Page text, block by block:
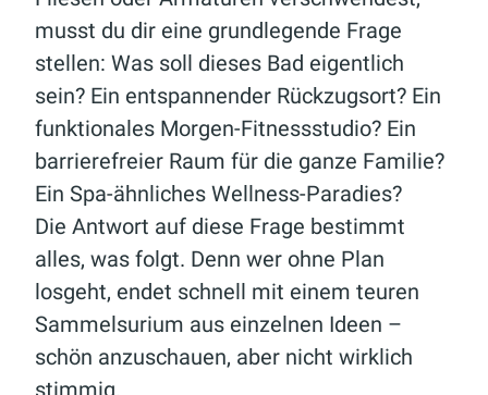
musst du dir eine grundlegende Frage
stellen: Was soll dieses Bad eigentlich
sein? Ein entspannender Rückzugsort? Ein
funktionales Morgen-Fitnessstudio? Ein
barrierefreier Raum für die ganze Familie?
Ein Spa-ähnliches Wellness-Paradies?
Die Antwort auf diese Frage bestimmt
alles, was folgt. Denn wer ohne Plan
losgeht, endet schnell mit einem teuren
Sammelsurium aus einzelnen Ideen –
schön anzuschauen, aber nicht wirklich
stimmig.